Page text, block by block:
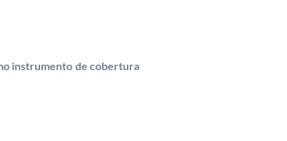
instrumento de cobertura